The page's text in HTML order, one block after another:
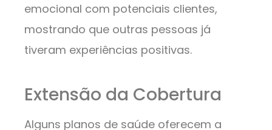
emocional com potenciais clientes,
mostrando que outras pessoas já
tiveram experiências positivas.
Extensão da Cobertura
Alguns planos de saúde oferecem a